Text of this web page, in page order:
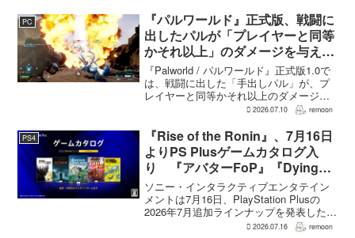
ると、シリーズディレクターの浜口直樹
氏がAU...
PC
『パルワールド』正式版、戦闘に
出したパルが「プレイヤーと同等
かそれ以上」のダメージを与えら
れるように
『Palworld / パルワールド』正式版1.0で
は、戦闘に出した「手出しパル」が、プ
レイヤーと同等かそれ以上のダメージを
敵に与えられるようになった。ほぼすべ
挙動、クールダウン時間、使いやすさが
見直され...
2026.07.10 remoon
PS4
『Rise of the Ronin』、7月16日
よりPS Plusゲームカタログ入
り 『アバターFoP』『Dying
Light』なども順次配信
ソニー・インタラクティブエンタテイン
メントは7月16日、PlayStation Plusの
2026年7月追加ラインナップを発表した。
幕末の日本を舞台とするTeam NINJAのオ
2026.07.16 remoon